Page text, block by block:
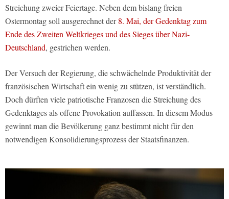
Streichung zweier Feiertage. Neben dem bislang freien
Ostermontag soll ausgerechnet der8. Mai, der Gedenktag zum
Ende des Zweiten Weltkrieges und des Sieges über Nazi-
Deutschland, gestrichen werden.
Der Versuch der Regierung, die schwächelnde Produktivität der
französischen Wirtschaft ein wenig zu stützen, ist verständlich.
Doch dürften viele patriotische Franzosen die Streichung des
Gedenktages als offene Provokation auffassen. In diesem Modus
gewinnt man die Bevölkerung ganz bestimmt nicht für den
notwendigen Konsolidierungsprozess der Staatsfinanzen.